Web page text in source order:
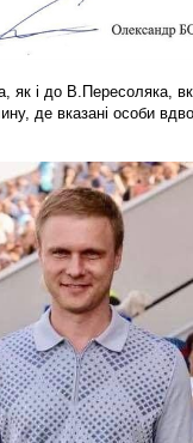
і до В.Пересоляка,
де вказані особи